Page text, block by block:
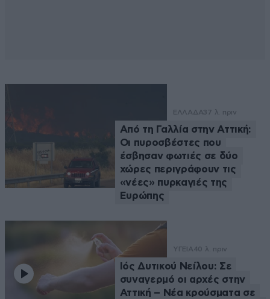
ΕΛΛΑΔΑ37 λ. πριν
Από τη Γαλλία στην Αττική:
Οι πυροσβέστες που
έσβησαν φωτιές σε δύο
χώρες περιγράφουν τις
«νέες» πυρκαγιές της
Ευρώπης
ΥΓΕΙΑ40 λ. πριν
Ιός Δυτικού Νείλου: Σε
συναγερμό οι αρχές στην
Αττική – Νέα κρούσματα σε